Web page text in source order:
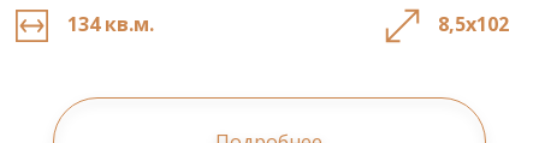
134 кв.м. 8,5х102